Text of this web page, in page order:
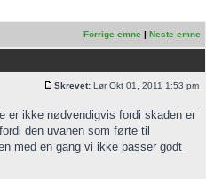
Forrige emne | Neste emne
Skrevet: Lør Okt 01, 2011 1:53 pm
er ikke nødvendigvis fordi skaden er
den uvanen som førte til
med en gang vi ikke passer godt